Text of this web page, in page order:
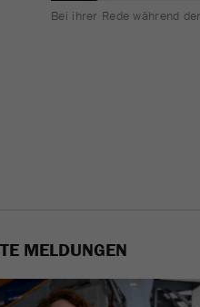
Bei ihrer Rede während
MELDUNGEN